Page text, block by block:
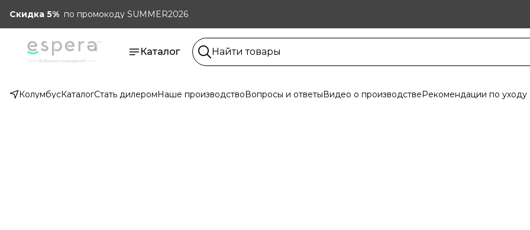
Скидка 5% по промокоду SUMMER2026
Каталог
КолумбусКаталогСтать дилеромНаше производствоВопросы и ответыВидео о производствеРекомендации по уходу